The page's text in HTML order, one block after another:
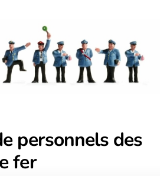
personnels des
fer